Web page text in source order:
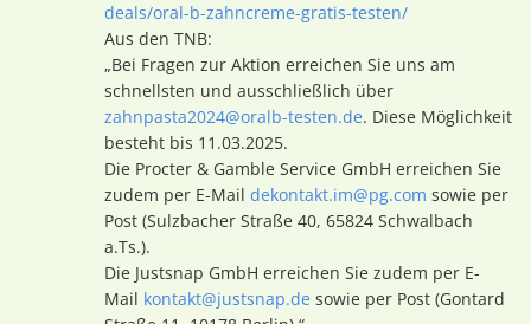
deals/oral-b-zahncreme-gratis-testen/
Aus den TNB:
„Bei Fragen zur Aktion erreichen Sie uns am
schnellsten und ausschließlich über
zahnpasta2024@oralb-testen.de. Diese Möglichkeit
besteht bis 11.03.2025.
Die Procter & Gamble Service GmbH erreichen Sie
zudem per E-Mail dekontakt.im@pg.com sowie per
Post (Sulzbacher Straße 40, 65824 Schwalbach
a.Ts.).
Die Justsnap GmbH erreichen Sie zudem per E-
Mail kontakt@justsnap.de sowie per Post (Gontard